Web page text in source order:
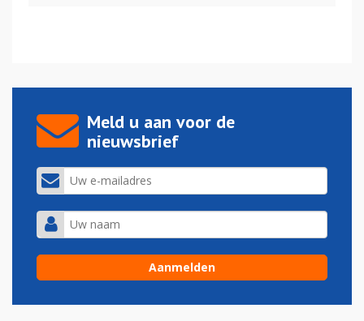
Meld u aan voor de
nieuwsbrief